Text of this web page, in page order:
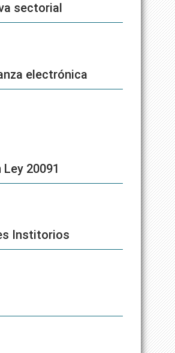
sectorial
electrónica
20091
Institorios